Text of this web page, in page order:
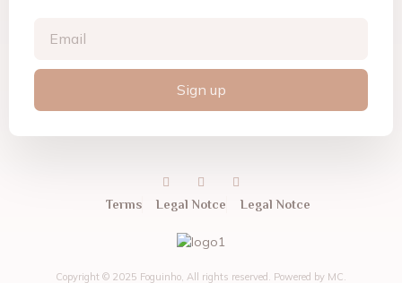
Sign up
Terms Legal Notce Legal Notce
Copyright © 2025 Foguinho, All rights reserved. Powered by MC.